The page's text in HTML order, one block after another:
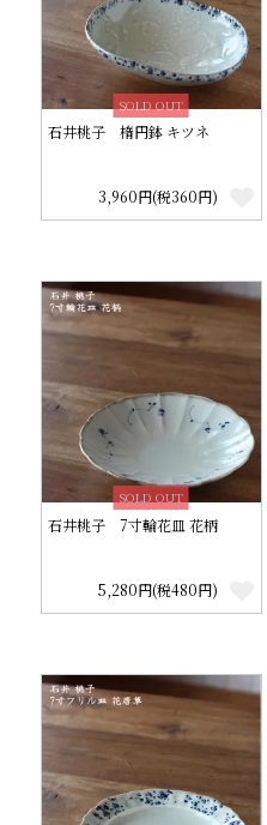
SOLD OUT
石井桃子 楕円鉢 キツネ
3,960円(税360円)
SOLD OUT
石井桃子 7寸輪花皿 花柄
5,280円(税480円)